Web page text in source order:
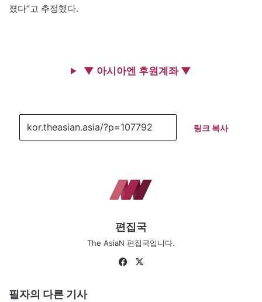
졌다“고 추정했다.
▼ 아시아엔 후원계좌 ▼
링크 복사
편집국
The AsiaN 편집국입니다.
Fa
필자의 다른 기사